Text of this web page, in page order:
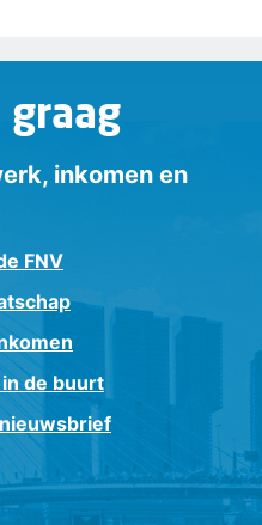
inkomen en
FNV
de buurt